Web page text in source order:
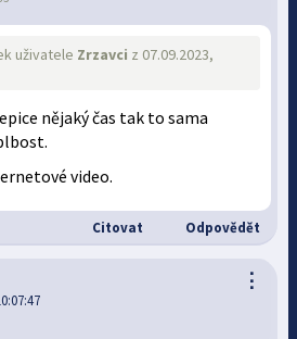
uživatele Zrzavci z 07.09.2023,
nějaký čas tak to sama
video.
Citovat Odpovědět
⋮